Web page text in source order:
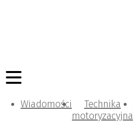
Wiadomości
Technika
motoryzacyjna